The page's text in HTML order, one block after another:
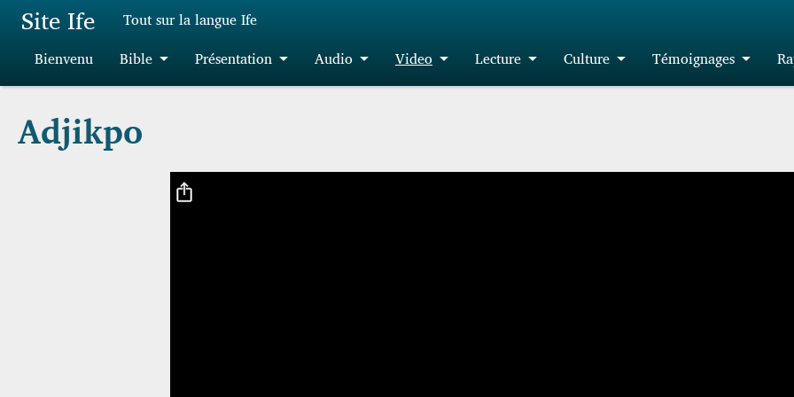
Aller au contenu principal
Site Ife Tout sur la langue Ife
Bienvenu Bible Présentation Audio Video Lecture Culture Témoignages
Adjikpo